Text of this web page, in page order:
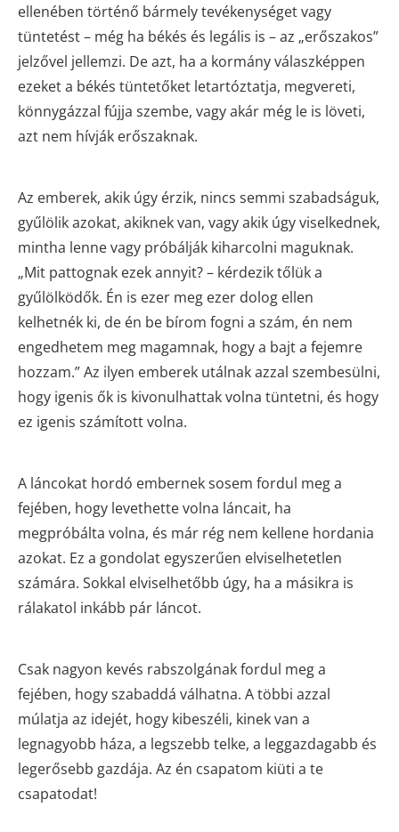
ellenében történő bármely tevékenységet vagy
tüntetést – még ha békés és legális is – az „erőszakos”
jelzővel jellemzi. De azt, ha a kormány válaszképpen
ezeket a békés tüntetőket letartóztatja, megvereti,
könnygázzal fújja szembe, vagy akár még le is löveti,
azt nem hívják erőszaknak.
Az emberek, akik úgy érzik, nincs semmi szabadságuk,
gyűlölik azokat, akiknek van, vagy akik úgy viselkednek,
mintha lenne vagy próbálják kiharcolni maguknak.
„Mit pattognak ezek annyit? – kérdezik tőlük a
gyűlölködők. Én is ezer meg ezer dolog ellen
kelhetnék ki, de én be bírom fogni a szám, én nem
engedhetem meg magamnak, hogy a bajt a fejemre
hozzam.” Az ilyen emberek utálnak azzal szembesülni,
hogy igenis ők is kivonulhattak volna tüntetni, és hogy
ez igenis számított volna.
A láncokat hordó embernek sosem fordul meg a
fejében, hogy levethette volna láncait, ha
megpróbálta volna, és már rég nem kellene hordania
azokat. Ez a gondolat egyszerűen elviselhetetlen
számára. Sokkal elviselhetőbb úgy, ha a másikra is
rálakatol inkább pár láncot.
Csak nagyon kevés rabszolgának fordul meg a
fejében, hogy szabaddá válhatna. A többi azzal
múlatja az idejét, hogy kibeszéli, kinek van a
legnagyobb háza, a legszebb telke, a leggazdagabb és
legerősebb gazdája. Az én csapatom kiüti a te
csapatodat!